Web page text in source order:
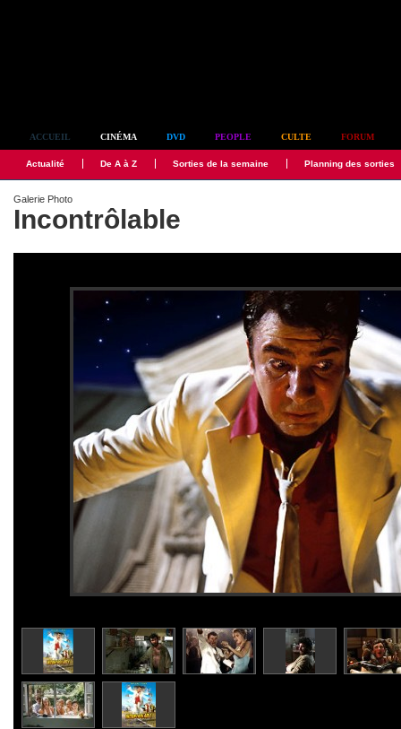
ACCUEIL CINÉMA DVD PEOPLE CULTE FORUM
Actualité De A à Z Sorties de la semaine Planning des sorties
Galerie Photo
Incontrôlable